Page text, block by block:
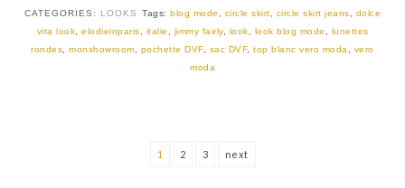
CATEGORIES: LOOKS Tags: blog mode circle skirt circle skirt jeans
dolce
vita look
elodieinparis italie jimmy fairly, look look blog mode
lunettes
rondes ,monshowroom pochette DVF, sac DVF,top blanc vero moda
vero
moda
1 2 3 next